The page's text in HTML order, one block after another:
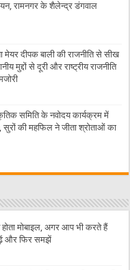
रामनगर के शैलेन्द्र डंगवाल
मेयर दीपक बाली की राजनीति से सीख
मुद्दों से दूरी और राष्ट्रीय राजनीति
समिति के नवोदय कार्यक्रम में
सुरों की महफिल ने जीता श्रोताओं का
मोबाइल, अगर आप भी करते हैं
और फिर समझें